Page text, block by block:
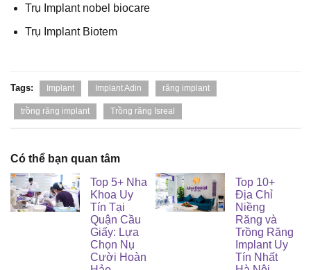
Trụ Implant nobel biocare
Trụ Implant Biotem
Tags: Implant Implant Adin răng implant
trồng răng implant Trồng răng Isreal
Có thể bạn quan tâm
Top 5+ Nha
Khoa Uy
Tín Tại
Quận Cầu
Giấy: Lựa
Chọn Nụ
Cười Hoàn
Top 10+
Địa Chỉ
Niềng
Răng và
Trồng Răng
Implant Uy
Tín Nhất